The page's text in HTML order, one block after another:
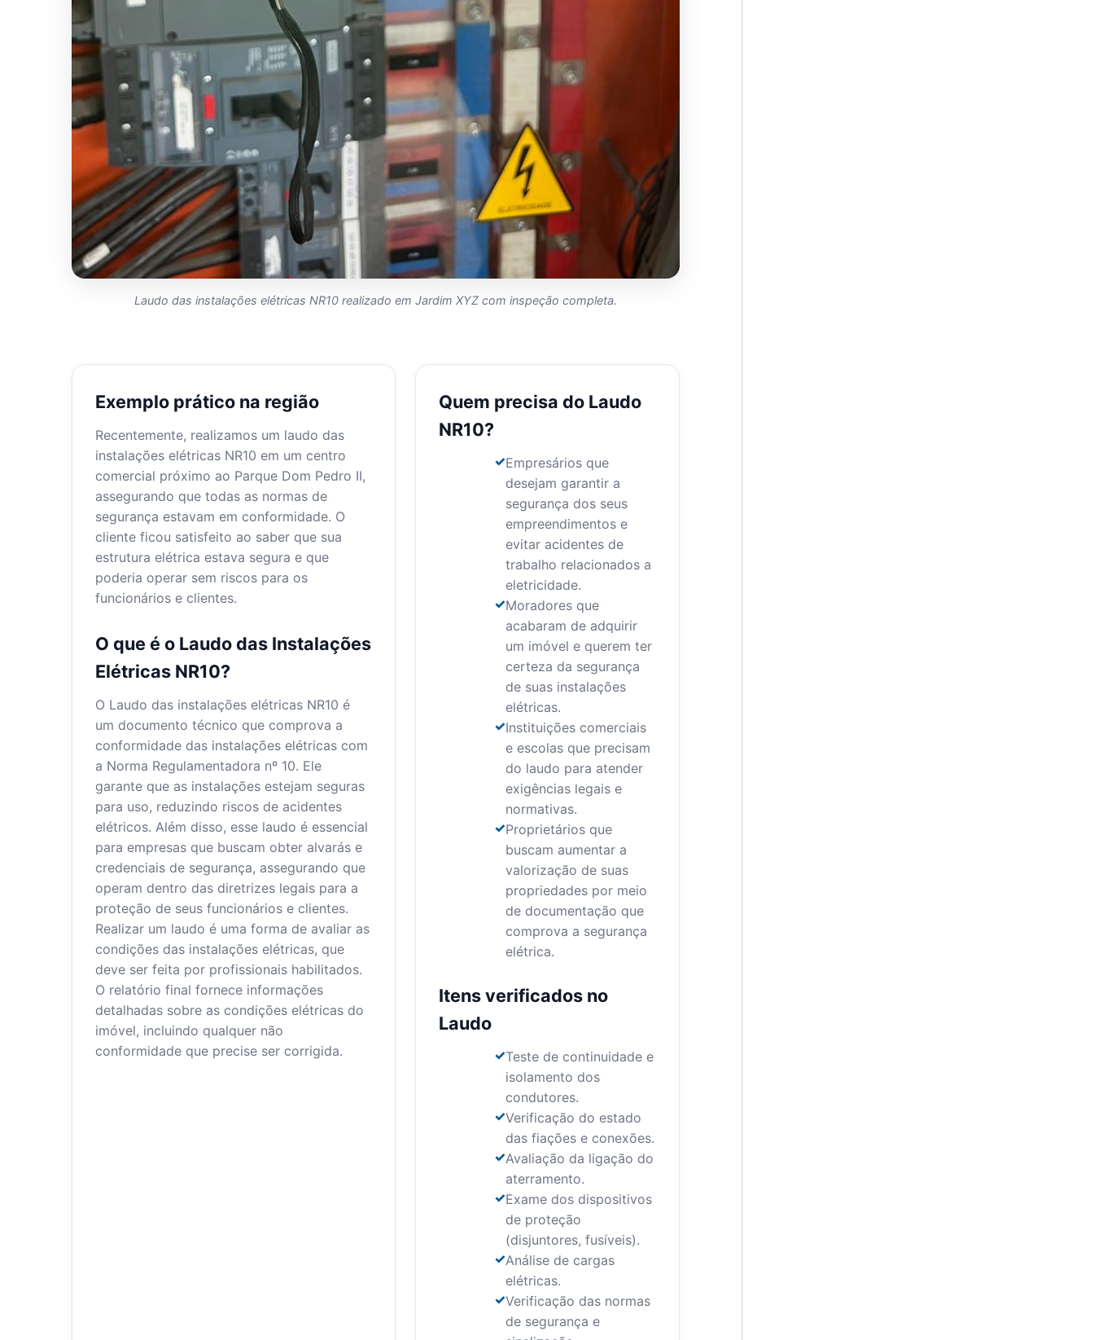
Laudo das instalações elétricas NR10 realizado em Jardim XYZ com inspeção completa.
Exemplo prático na região
Recentemente, realizamos um laudo das
instalações elétricas NR10 em um centro
comercial próximo ao Parque Dom Pedro II,
assegurando que todas as normas de
segurança estavam em conformidade. O
cliente ficou satisfeito ao saber que sua
estrutura elétrica estava segura e que
poderia operar sem riscos para os
funcionários e clientes.
O que é o Laudo das Instalações
Elétricas NR10?
O Laudo das instalações elétricas NR10 é
um documento técnico que comprova a
conformidade das instalações elétricas com
a Norma Regulamentadora nº 10. Ele
garante que as instalações estejam seguras
para uso, reduzindo riscos de acidentes
elétricos. Além disso, esse laudo é essencial
para empresas que buscam obter alvarás e
credenciais de segurança, assegurando que
operam dentro das diretrizes legais para a
proteção de seus funcionários e clientes.
Realizar um laudo é uma forma de avaliar as
condições das instalações elétricas, que
deve ser feita por profissionais habilitados.
O relatório final fornece informações
detalhadas sobre as condições elétricas do
imóvel, incluindo qualquer não
conformidade que precise ser corrigida.
Quem precisa do Laudo
NR10?
Empresários que
desejam garantir a
segurança dos seus
empreendimentos e
evitar acidentes de
trabalho relacionados a
eletricidade.
Moradores que
acabaram de adquirir
um imóvel e querem ter
certeza da segurança
de suas instalações
elétricas.
Instituições comerciais
e escolas que precisam
do laudo para atender
exigências legais e
normativas.
Proprietários que
buscam aumentar a
valorização de suas
propriedades por meio
de documentação que
comprova a segurança
elétrica.
Itens verificados no
Laudo
Teste de continuidade e
isolamento dos
condutores.
Verificação do estado
das fiações e conexões.
Avaliação da ligação do
aterramento.
Exame dos dispositivos
de proteção
(disjuntores, fusíveis).
Análise de cargas
elétricas.
Verificação das normas
de segurança e